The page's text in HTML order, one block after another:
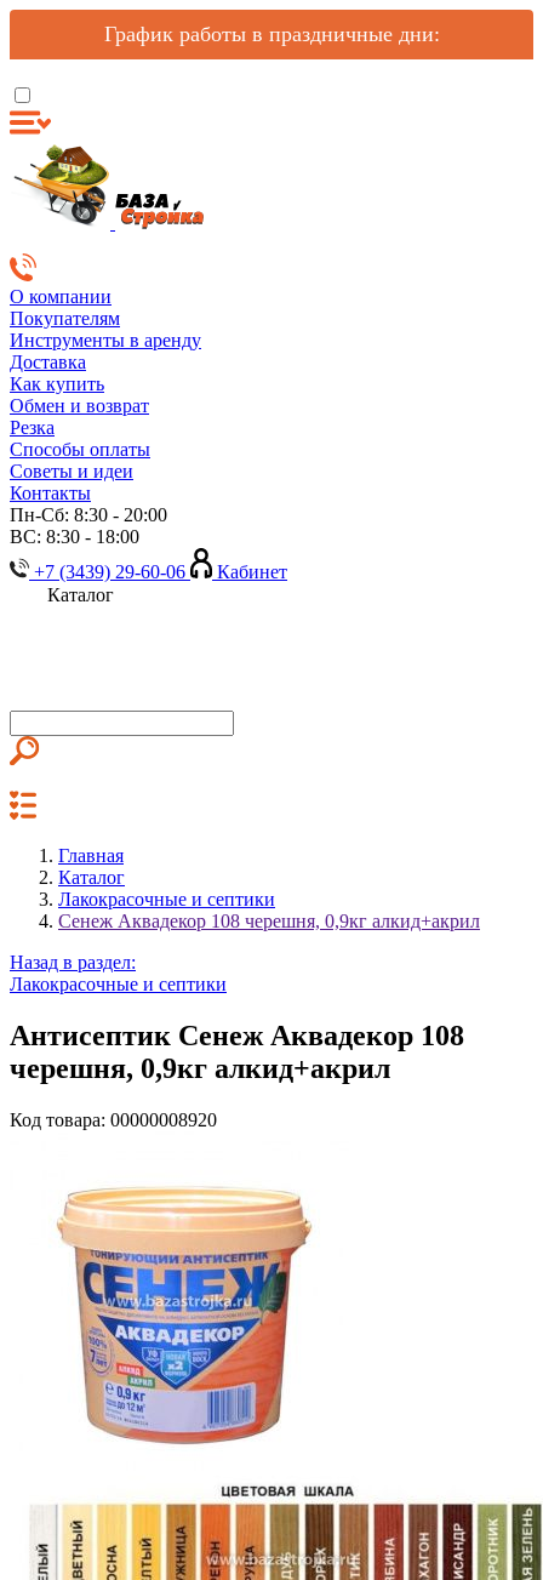
График работы в праздничные дни:
О компании
Покупателям
Инструменты в аренду
Доставка
Как купить
Обмен и возврат
Резка
Способы оплаты
Советы и идеи
Контакты
Пн-Сб: 8:30 - 20:00
ВС: 8:30 - 18:00
+7 (3439) 29-60-06
Кабинет
Каталог
Главная
Каталог
Лакокрасочные и септики
Сенеж Аквадекор 108 черешня, 0,9кг алкид+акрил
Назад в раздел:
Лакокрасочные и септики
Антисептик Сенеж Аквадекор 108
черешня, 0,9кг алкид+акрил
Код товара: 00000008920